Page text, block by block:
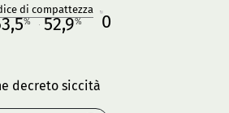
di compattezza
% 52,9% 0
decreto siccità